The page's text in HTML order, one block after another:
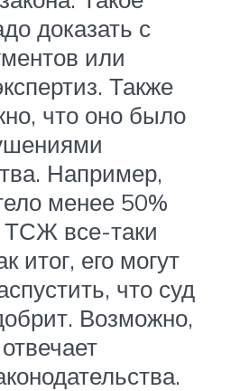
доказать с
или
Также
что оно было
Например,
менее 50%
ТСЖ все-таки
итог, его могут
что суд
Возможно,